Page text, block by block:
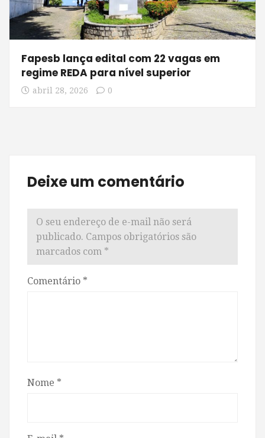
Fapesb lança edital com 22 vagas em
regime REDA para nível superior
abril 28, 2026 0
Deixe um comentário
O seu endereço de e-mail não será
publicado. Campos obrigatórios são
marcados com *
Comentário *
Nome *